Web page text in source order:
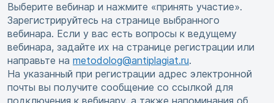
Выберите вебинар и нажмите «принять участие».
Зарегистрируйтесь на странице выбранного
вебинара. Если у вас есть вопросы к ведущему
вебинара, задайте их на странице регистрации или
направьте на metodolog@antiplagiat.ru.
На указанный при регистрации адрес электронной
почты вы получите сообщение со ссылкой для